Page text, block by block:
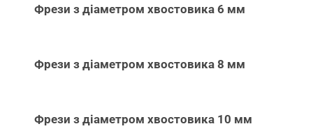
Фрези з діаметром хвостовика 6 мм
Фрези з діаметром хвостовика 8 мм
Фрези з діаметром хвостовика 10 мм